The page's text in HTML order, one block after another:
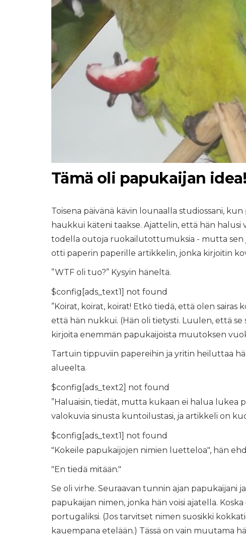
Tämä oli papukaijan idea!
Toisena päivänä kävin lounaalla studiossani,
haukkui käteni taakse. Ajattelin, että hän halusi
todella outoja ruokailutottumuksia - mutta sen
otti paperin paperille artikkelin, jonka kirjoitin
”WTF oli tuo?” Kysyin häneltä.
$config[ads_text1] not found
”Koirat, koirat, koirat! Etkö tiedä, että olen sairas
että hän nukkui. (Hän oli tietysti. Luulen, että
kirjoita enemmän papukaijoista muutoksen
Tartuin tippuviin papereihin ja yritin heiluttaa
alueelta.
$config[ads_text2] not found
”Haluaisin, tiedät, mutta kukaan ei halua lukea
valokuvia sinusta kuntoilustasi, ja artikkeli on
$config[ads_text1] not found
"Kokeile papukaijojen nimien luetteloa", hän
"En tiedä mitään."
Se oli virhe. Seuraavan tunnin ajan papukaijani
papukaijan nimen, jonka hän voisi ajatella.
portugaliksi. (Jos tarvitset nimen suosikki
kauempana etelään.) Tässä on vain muutama